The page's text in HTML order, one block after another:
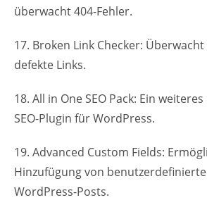
überwacht 404-Fehler.
17. Broken Link Checker:
defekte Links.
18. All in One SEO Pack: Ein
SEO-Plugin für WordPress.
19. Advanced Custom Fields:
Hinzufügung von
WordPress-Posts.